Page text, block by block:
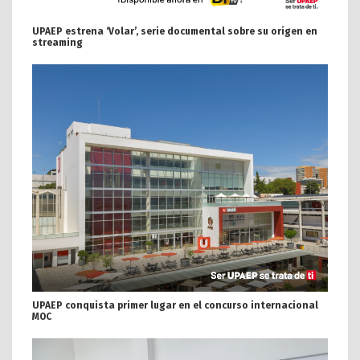
UPAEP estrena ‘Volar’, serie documental sobre su origen en
streaming
UPAEP conquista primer lugar en el concurso internacional
MOC